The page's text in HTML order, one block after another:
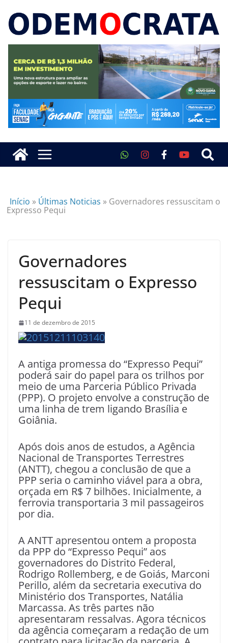
Início » Últimas Noticias » Governadores ressuscitam o
Expresso Pequi
Governadores
ressuscitam o Expresso
Pequi
11 de dezembro de 2015
A antiga promessa do “Expresso Pequi”
poderá sair do papel para os trilhos por
meio de uma Parceria Público Privada
(PPP). O projeto envolve a construção de
uma linha de trem ligando Brasília e
Goiânia.
Após dois anos de estudos, a Agência
Nacional de Transportes Terrestres
(ANTT), chegou a conclusão de que a
PPP seria o caminho viável para a obra,
orçada em R$ 7 bilhões. Inicialmente, a
ferrovia transportaria 3 mil passageiros
por dia.
A ANTT apresentou ontem a proposta
da PPP do “Expresso Pequi” aos
governadores do Distrito Federal,
Rodrigo Rollemberg, e de Goiás, Marconi
Perillo, além da secretaria executiva do
Ministério dos Transportes, Natália
Marcassa. As três partes não
apresentaram ressalvas. Agora técnicos
da agência começaram a redação de um